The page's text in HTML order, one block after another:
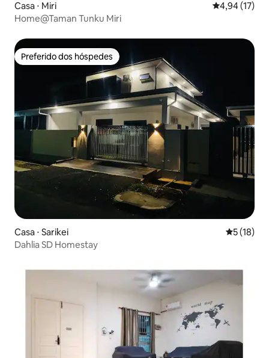
Casa ⋅ Miri 4,94 de uma
4,94 (17)
Home@Taman Tunku Miri
Preferido dos hóspedes
Preferido dos hóspedes
Casa ⋅ Sarikei 5 de uma
5 (18)
Dahlia SD Homestay